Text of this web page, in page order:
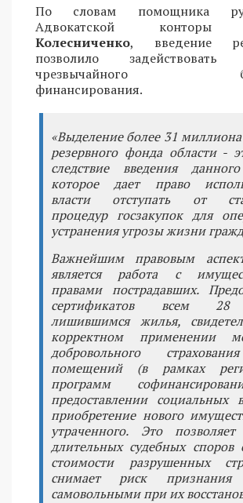
По словам помощника
Адвокатской
Колесниченко, введение
позволило задействовать
чрезвычайного
финансирования.
«Выделение более 31
резервного фонда области -
следствие введения
которое дает право
власти отступать от
процедур госзакупок для
устранения угрозы жизни
Важнейшим правовым
является работа с
правами пострадавших.
сертификатов всем 28
лишившимся жилья,
корректном применении
добровольного
помещений (в рамках
программ
предоставлении социальных
приобретение нового
утраченного. Это
длительных судебных споров
стоимости разрушенных
снимает риск признания
самовольными при их